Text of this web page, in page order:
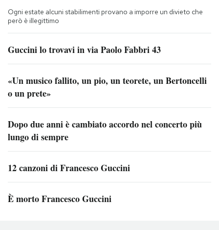
Ogni estate alcuni stabilimenti provano a imporre un divieto che
però è illegittimo
Guccini lo trovavi in via Paolo Fabbri 43
«Un musico fallito, un pio, un teorete, un Bertoncelli
o un prete»
Dopo due anni è cambiato accordo nel concerto più
lungo di sempre
12 canzoni di Francesco Guccini
È morto Francesco Guccini